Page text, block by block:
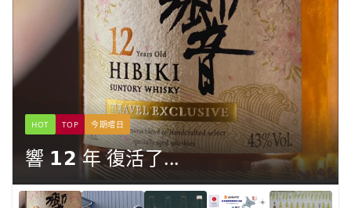
HOT TOP 今期嚐日
響 𝟭𝟮 年 復活了...